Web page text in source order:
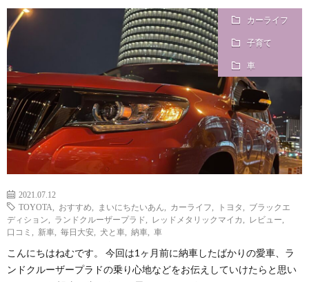
a
y
s
っ
せ
カーライフ
子育て
車
2021.07.12
TOYOTA
おすすめ まいにちたいあん カーライフ トヨタ
ブラックエ
ディション
ランドクルーザープラド レッドメタリックマイカ レビュー
口コミ
新車 毎日大安 犬と車 納車 車
こんにちはねむです。 今回は1ヶ月前に納車したばかりの愛車、ラ
ンドクルーザープラドの乗り心地などをお伝えしていけたらと思い